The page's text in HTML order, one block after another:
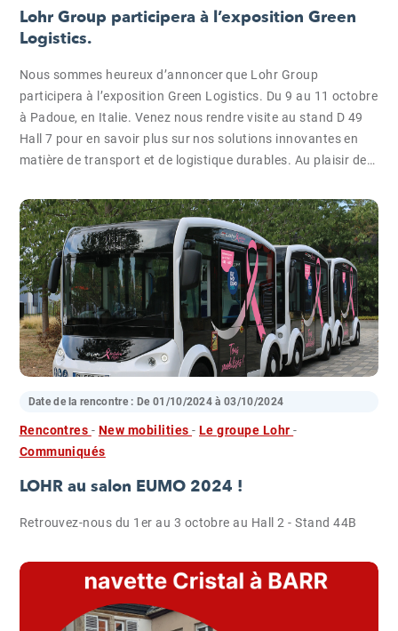
Lohr Group participera à l’exposition Green
Logistics.
Nous sommes heureux d’annoncer que Lohr Group
participera à l’exposition Green Logistics. Du 9 au 11 octobre
à Padoue, en Italie. Venez nous rendre visite au stand D 49
Hall 7 pour en savoir plus sur nos solutions innovantes en
matière de transport et de logistique durables. Au plaisir de…
Date de la rencontre : De 01/10/2024 à03/10/2024
Rencontres - New mobilities-Le groupe Lohr-
Communiqués
LOHR au salon EUMO 2024 !
Retrouvez-nous du 1er au 3 octobre au Hall 2 - Stand 44B